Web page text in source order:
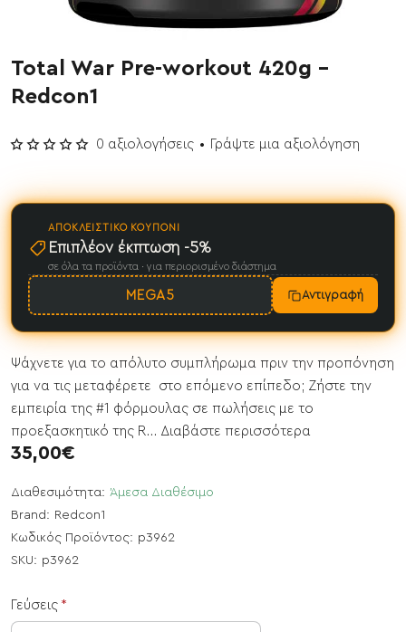
Total War Pre-workout 420g -
Redcon1
Διαθεσιμότητα: Άμεσα Διαθέσιμο
Brand: Redcon1
Κωδικός Προϊόντος: p3962
SKU: p3962
0 αξιολογήσεις • Γράψτε μια αξιολόγηση
35,00€
Γεύσεις
ΑΠΟΚΛΕΙΣΤΙΚΌ ΚΟΥΠΌΝΙ
Επιπλέον έκπτωση -5%
σε όλα τα προϊόντα · για περιορισμένο διάστημα
MEGA5 Αντιγραφή
Ψάχνετε για το απόλυτο συμπλήρωμα πριν την προπόνηση
για να τις μεταφέρετε στο επόμενο επίπεδο; Ζήστε την
εμπειρία της #1 φόρμουλας σε πωλήσεις με το
προεξασκητικό της R... Διαβάστε περισσότερα